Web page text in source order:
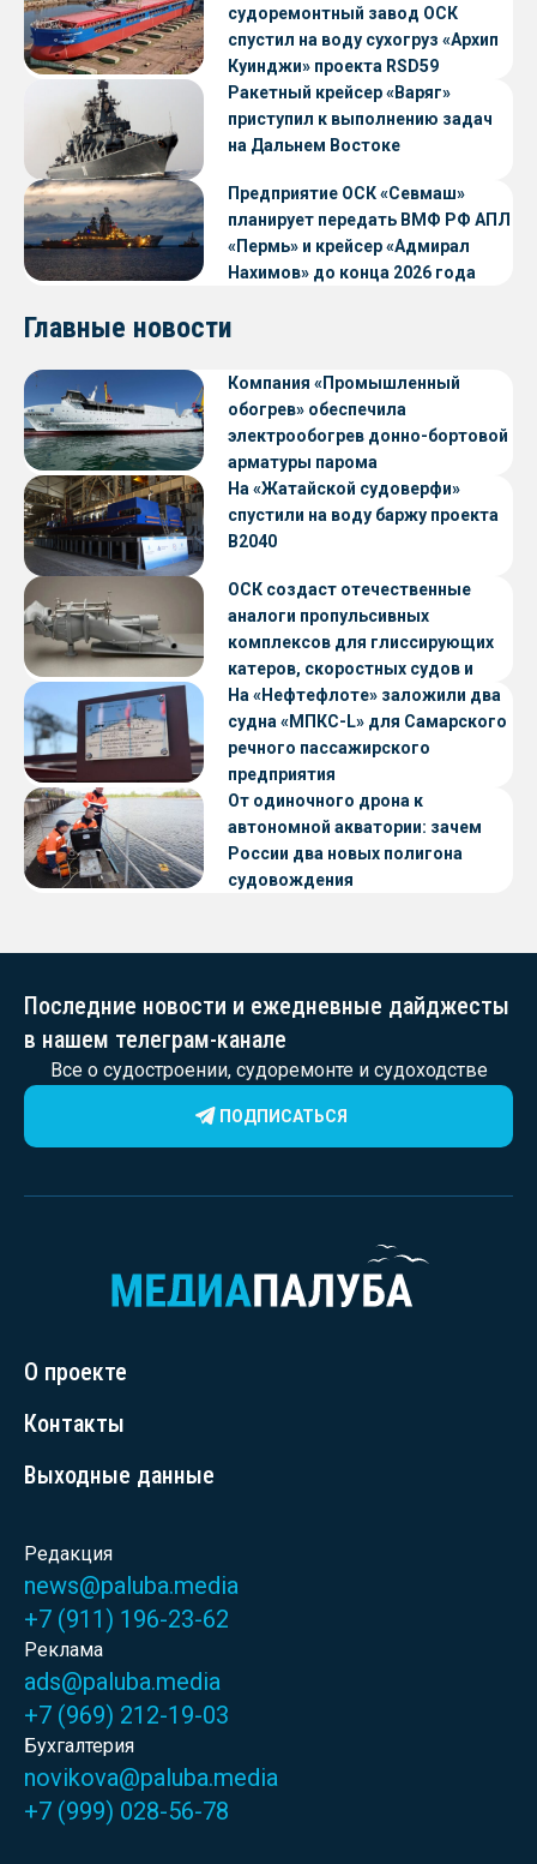
судоремонтный завод ОСК
спустил на воду сухогруз «Архип
Куинджи» проекта RSD59
Ракетный крейсер «Варяг»
приступил к выполнению задач
на Дальнем Востоке
Предприятие ОСК «Севмаш»
планирует передать ВМФ РФ АПЛ
«Пермь» и крейсер «Адмирал
Нахимов» до конца 2026 года
Главные новости
Компания «Промышленный
обогрев» обеспечила
электрообогрев донно-бортовой
арматуры парома
«Петропавловск» проекта CNF22
На «Жатайской судоверфи»
спустили на воду баржу проекта
В2040
ОСК создаст отечественные
аналоги пропульсивных
комплексов для глиссирующих
катеров, скоростных судов и
судов с малой осадкой
На «Нефтефлоте» заложили два
судна «МПКС-L» для Самарского
речного пассажирского
предприятия
От одиночного дрона к
автономной акватории: зачем
России два новых полигона
судовождения
Последние новости и ежедневные дайджесты
в нашем телеграм-канале
Все о судостроении, судоремонте и судоходстве
ПОДПИСАТЬСЯ
О проекте
Контакты
Выходные данные
Редакция
news@paluba.media
+7 (911) 196-23-62
Реклама
ads@paluba.media
+7 (969) 212-19-03
Бухгалтерия
novikova@paluba.media
+7 (999) 028-56-78